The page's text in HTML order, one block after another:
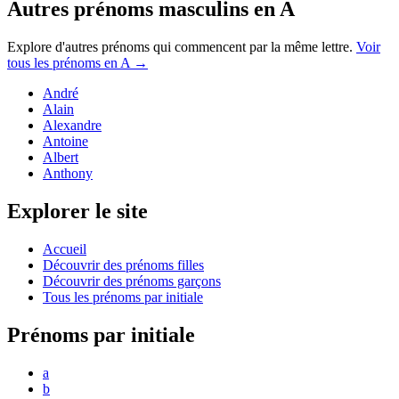
Autres prénoms masculins en A
Explore d'autres prénoms qui commencent par la même lettre. Voir
tous les prénoms en A →
André
Alain
Alexandre
Antoine
Albert
Anthony
Explorer le site
Accueil
Découvrir des prénoms filles
Découvrir des prénoms garçons
Tous les prénoms par initiale
Prénoms par initiale
a
b